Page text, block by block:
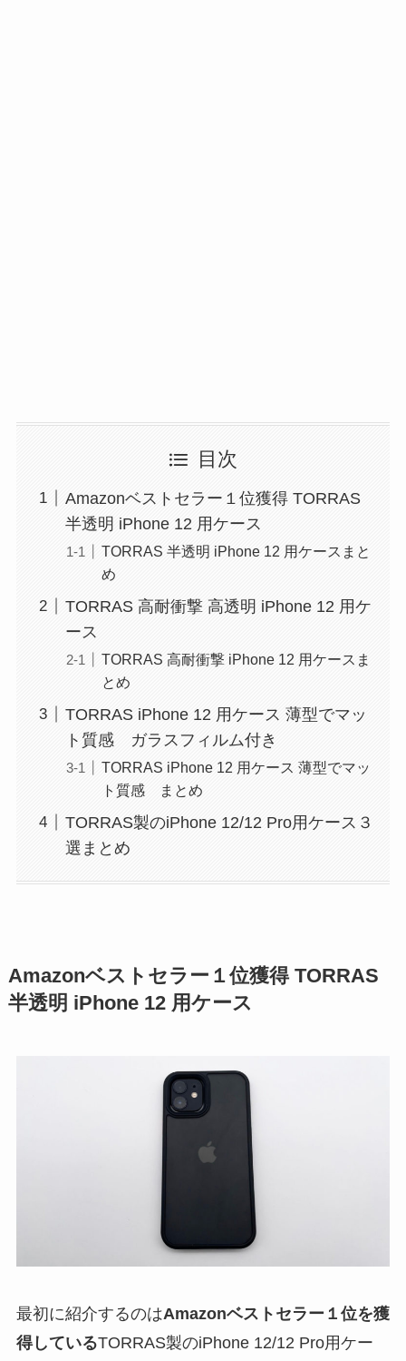
目次
Amazonベストセラー１位獲得 TORRAS
半透明 iPhone 12 用ケース
TORRAS 半透明 iPhone 12 用ケースまと
め
TORRAS 高耐衝撃 高透明 iPhone 12 用ケ
ース
TORRAS 高耐衝撃 iPhone 12 用ケースま
とめ
TORRAS iPhone 12 用ケース 薄型でマッ
ト質感 ガラスフィルム付き
TORRAS iPhone 12 用ケース 薄型でマッ
ト質感 まとめ
TORRAS製のiPhone 12/12 Pro用ケース３
選まとめ
Amazonベストセラー１位獲得 TORRAS
半透明 iPhone 12 用ケース
最初に紹介するのはAmazonベストセラー１位を獲
得しているTORRAS製のiPhone 12/12 Pro用ケー